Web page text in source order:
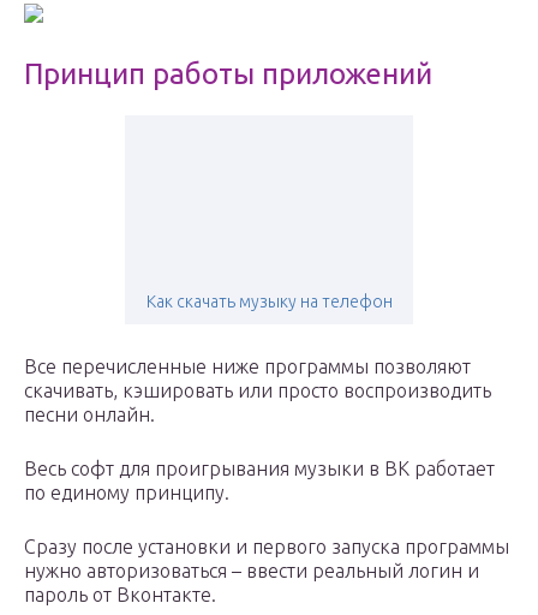
Принцип работы приложений
Как скачать музыку на телефон
Все перечисленные ниже программы позволяют
скачивать, кэшировать или просто воспроизводить
песни онлайн.
Весь софт для проигрывания музыки в ВК работает
по единому принципу.
Сразу после установки и первого запуска программы
нужно авторизоваться – ввести реальный логин и
пароль от Вконтакте.